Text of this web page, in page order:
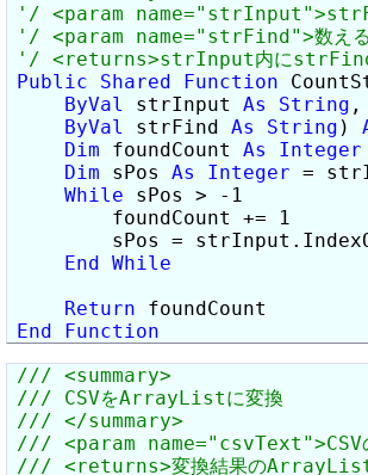
Public
Shared Function
ByVal
strInput As String ,
ByVal
strFind As String )
Dim foundCount As Integer
Dim sPos As Integer =
While sPos > -1
        foundCount += 1
sPos =
End While
Return
End
Function